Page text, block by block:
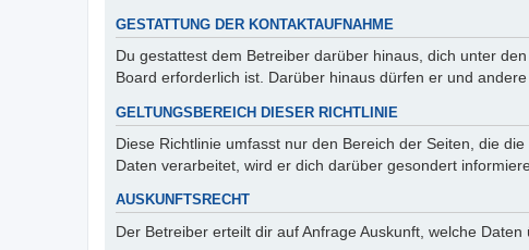
GESTATTUNG DER KONTAKTAUFNAHME
Du gestattest dem Betreiber darüber hinaus, dich unter
Board erforderlich ist. Darüber hinaus dürfen er und
GELTUNGSBEREICH DIESER RICHTLINIE
Diese Richtlinie umfasst nur den Bereich der Seiten, die
Daten verarbeitet, wird er dich darüber gesondert
AUSKUNFTSRECHT
Der Betreiber erteilt dir auf Anfrage Auskunft, welche Daten